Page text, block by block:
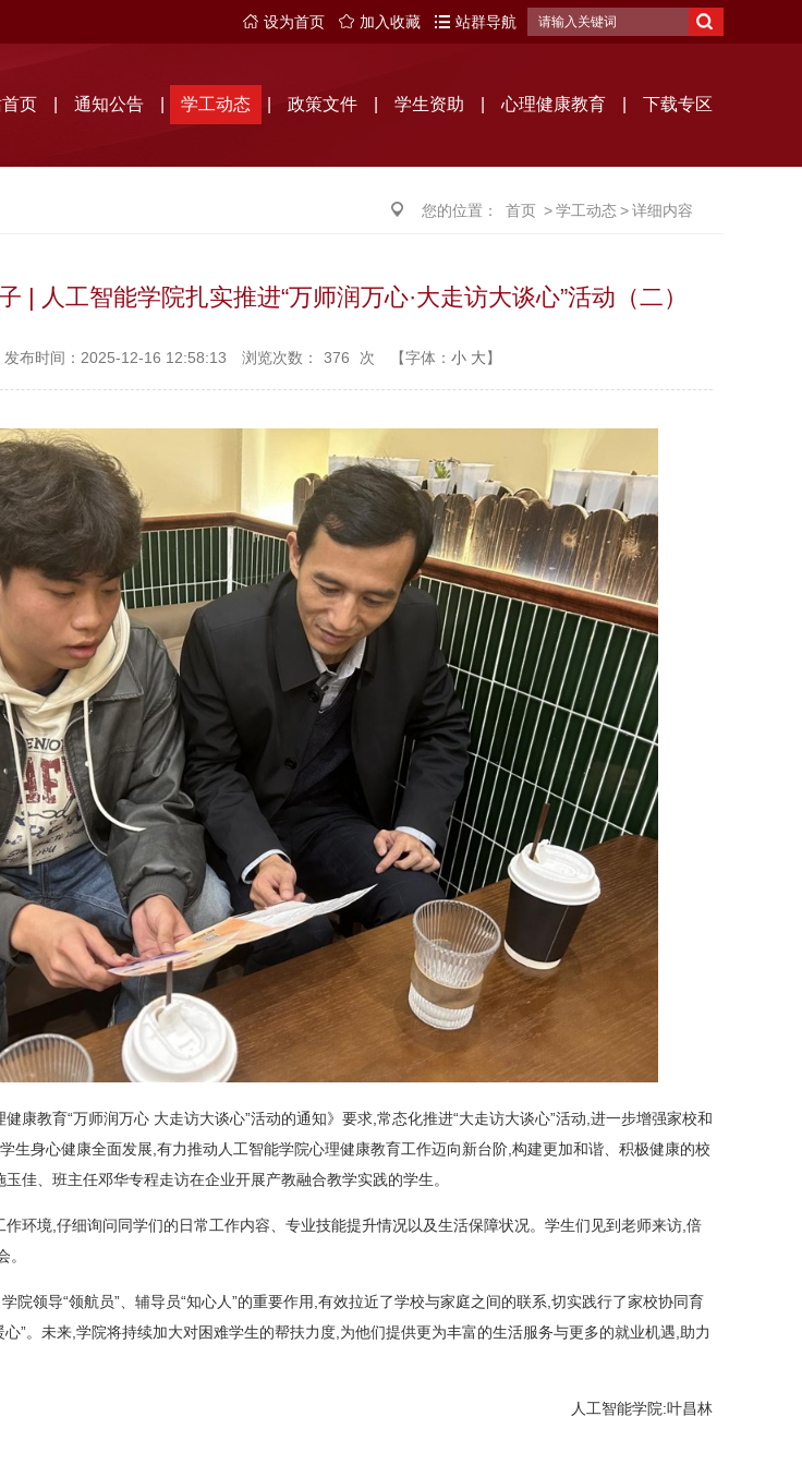
设为首页 加入收藏 站群导航
页 通知公告 学工动态 政策文件 学生资助 心理健康教育 下载专区
您的位置： 首页 >学工动态>详细内容
| 人工智能学院扎实推进“万师润万心·大走访大谈心”活动（二）
发布时间：2025-12-16 12:58:13 浏览次数： 376 次 【字体： 小 大】
康教育“万师润万心 大走访大谈心”活动的通知》要求,常态化推进“大走访大谈心”活动,进一步增强家校和
生身心健康全面发展,有力推动人工智能学院心理健康教育工作迈向新台阶,构建更加和谐、积极健康的校
佳、班主任邓华专程走访在企业开展产教融合教学实践的学生。
环境,仔细询问同学们的日常工作内容、专业技能提升情况以及生活保障状况。学生们见到老师来访,倍
院领导“领航员”、辅导员“知心人”的重要作用,有效拉近了学校与家庭之间的联系,切实践行了家校协同育
”。未来,学院将持续加大对困难学生的帮扶力度,为他们提供更为丰富的生活服务与更多的就业机遇,助力
人工智能学院:叶昌林